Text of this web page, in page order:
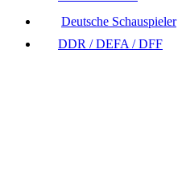
Deutsche Schauspieler
DDR / DEFA / DFF